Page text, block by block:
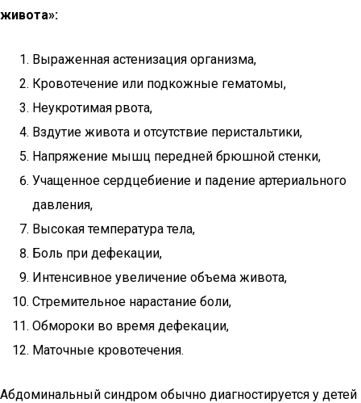
живота»:
Выраженная астенизация организма,
Кровотечение или подкожные гематомы,
Неукротимая рвота,
Вздутие живота и отсутствие перистальтики,
Напряжение мышц передней брюшной стенки,
Учащенное сердцебиение и падение артериального
давления,
Высокая температура тела,
Боль при дефекации,
Интенсивное увеличение объема живота,
Стремительное нарастание боли,
Обмороки во время дефекации,
Маточные кровотечения.
Абдоминальный синдром обычно диагностируется у детей